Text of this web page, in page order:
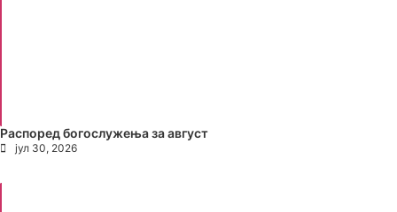
Распоред богослужења за август
јул 30, 2026